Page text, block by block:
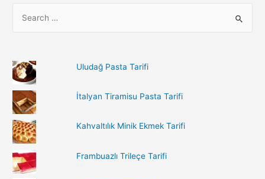
c
h
f
o
r
:
Uludağ Pasta Tarifi
İtalyan Tiramisu Pasta Tarifi
Kahvaltılık Minik Ekmek Tarifi
Frambuazlı Trileçe Tarifi